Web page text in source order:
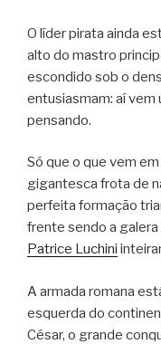
O líder pirata ainda
alto do mastro
escondido sob o
entusiasmam: aí vem
pensando.
Só que o que vem
gigantesca frota de
perfeita formação
frente sendo a
Patrice Luchini
A armada romana
esquerda do
César, o grande